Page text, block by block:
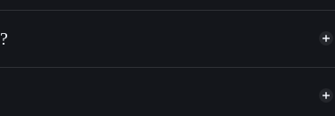
Tausende anderer Solana-Tokens mit intelligentem